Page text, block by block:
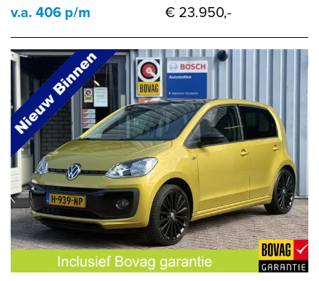
v.a. 406 p/m € 23.950,-